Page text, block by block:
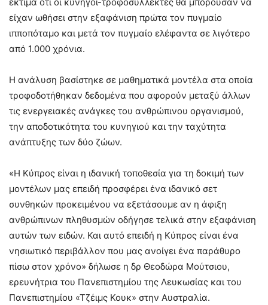
είχαν ωθήσει στην εξαφάνιση πρώτα τον πυγμαίο
ιπποπόταμο και μετά τον πυγμαίο ελέφαντα σε λιγότερο
από 1.000 χρόνια.
Η ανάλυση βασίστηκε σε μαθηματικά μοντέλα στα οποία
τροφοδοτήθηκαν δεδομένα που αφορούν μεταξύ άλλων
τις ενεργειακές ανάγκες του ανθρώπινου οργανισμού,
την αποδοτικότητα του κυνηγιού και την ταχύτητα
ανάπτυξης των δύο ζώων.
«Η Κύπρος είναι η ιδανική τοποθεσία για τη δοκιμή των
μοντέλων μας επειδή προσφέρει ένα ιδανικό σετ
συνθηκών προκειμένου να εξετάσουμε αν η άφιξη
ανθρώπινων πληθυσμών οδήγησε τελικά στην εξαφάνιση
αυτών των ειδών. Και αυτό επειδή η Κύπρος είναι ένα
νησιωτικό περιβάλλον που μας ανοίγει ένα παράθυρο
πίσω στον χρόνο» δήλωσε η δρ Θεοδώρα Μούτσιου,
ερευνήτρια του Πανεπιστημίου της Λευκωσίας και του
Πανεπιστημίου «Τζέιμς Κουκ» στην Αυστραλία.